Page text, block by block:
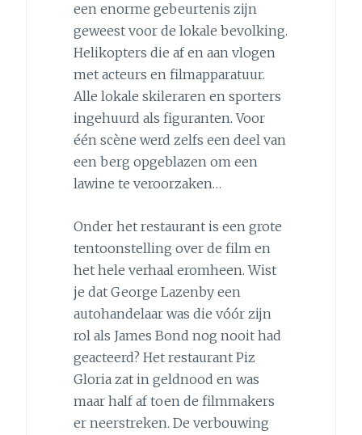
een enorme gebeurtenis zijn
geweest voor de lokale bevolking.
Helikopters die af en aan vlogen
met acteurs en filmapparatuur.
Alle lokale skileraren en sporters
ingehuurd als figuranten. Voor
één scène werd zelfs een deel van
een berg opgeblazen om een
lawine te veroorzaken…
Onder het restaurant is een grote
tentoonstelling over de film en
het hele verhaal eromheen. Wist
je dat George Lazenby een
autohandelaar was die vóór zijn
rol als James Bond nog nooit had
geacteerd? Het restaurant Piz
Gloria zat in geldnood en was
maar half af toen de filmmakers
er neerstreken. De verbouwing